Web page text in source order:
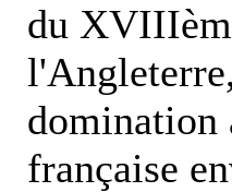
du
domination
française